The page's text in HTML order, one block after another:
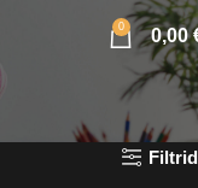
0 0,00
Filtrid